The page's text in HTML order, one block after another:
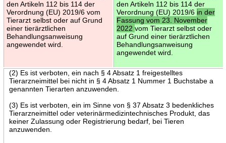
den Artikeln 112 bis 114 der
Verordnung (EU) 2019/6 vom
Tierarzt selbst oder auf Grund
einer tierärztlichen
Behandlungsanweisung
angewendet wird.
den Artikeln 112 bis 114 der
Verordnung (EU) 2019/6 in der
Fassung vom 23. November
2022 vom Tierarzt selbst oder
auf Grund einer tierärztlichen
Behandlungsanweisung
angewendet wird.
(2) Es ist verboten, ein nach § 4 Absatz 1 freigestelltes
Tierarzneimittel bei nicht in § 4 Absatz 1 Nummer 1 Buchstabe a
genannten Tierarten anzuwenden.
(3) Es ist verboten, ein im Sinne von § 37 Absatz 3 bedenkliches
Tierarzneimittel oder veterinärmedizintechnisches Produkt, das
keiner Zulassung oder Registrierung bedarf, bei Tieren
anzuwenden.